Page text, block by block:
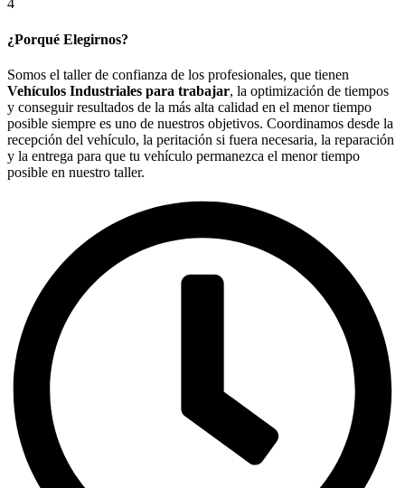
4
¿Porqué Elegirnos?
Somos el taller de confianza de los profesionales, que tienen
Vehículos Industriales para trabajar, la optimización de tiempos
y conseguir resultados de la más alta calidad en el menor tiempo
posible siempre es uno de nuestros objetivos. Coordinamos desde la
recepción del vehículo, la peritación si fuera necesaria, la reparación
y la entrega para que tu vehículo permanezca el menor tiempo
posible en nuestro taller.